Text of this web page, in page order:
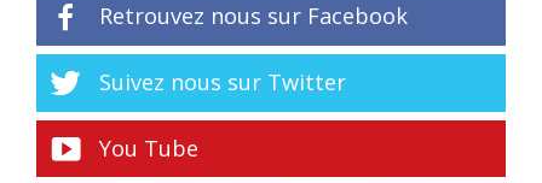
Retrouvez nous sur Facebook
Suivez nous sur Twitter
You Tube